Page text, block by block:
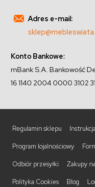
Adres e-mail:
Konto Bankowe:
mBank S.A. Bankowość
16 1140 2004 0000 3102
Regulamin sklepu
Program lojalnościowy
Odbiór przesyłki Zakupy
Polityka Cookies Blog